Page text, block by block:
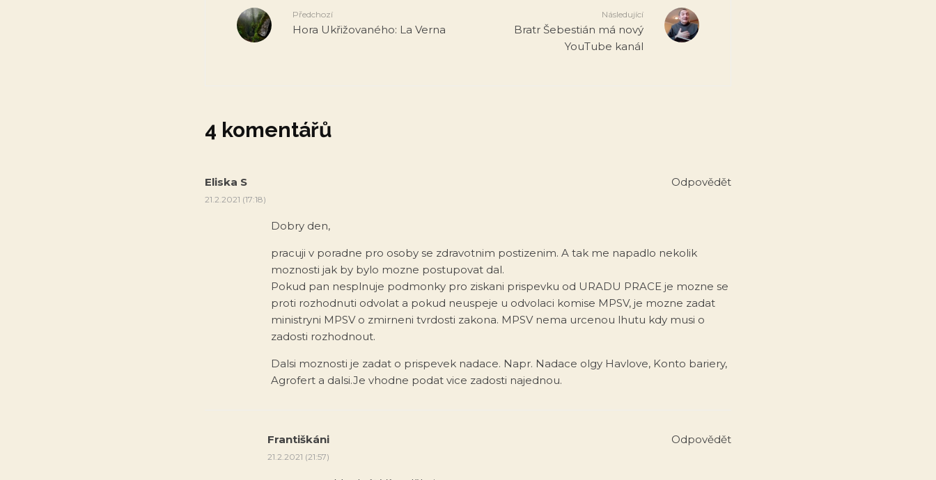
Předchozí
Hora Ukřižovaného: La Verna
Následující
Bratr Šebestián má nový
YouTube kanál
4 komentářů
Eliska S
21.2.2021 (17:18)
Dobry den,
pracuji v poradne pro osoby se zdravotnim postizenim. A tak me napadlo nekolik
moznosti jak by bylo mozne postupovat dal.
Pokud pan nesplnuje podmonky pro ziskani prispevku od URADU PRACE je mozne se
proti rozhodnuti odvolat a pokud neuspeje u odvolaci komise MPSV, je mozne zadat
ministryni MPSV o zmirneni tvrdosti zakona. MPSV nema urcenou lhutu kdy musi o
zadosti rozhodnout.
Dalsi moznosti je zadat o prispevek nadace. Napr. Nadace olgy Havlove, Konto bariery,
Agrofert a dalsi.Je vhodne podat vice zadosti najednou.
Odpovědět
Františkáni
21.2.2021 (21:57)
Odpovědět